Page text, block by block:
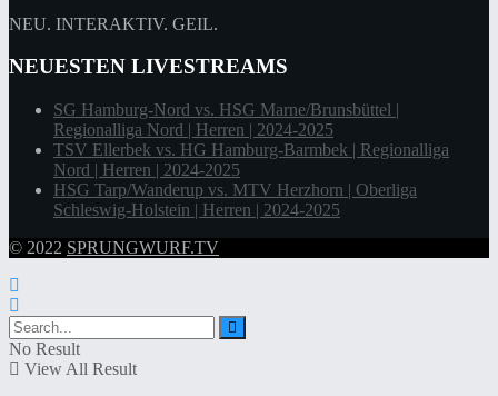
NEU. INTERAKTIV. GEIL.
NEUESTEN LIVESTREAMS
SG Hamburg-Nord vs. HSG Marne/Brunsbüttel |
Regionalliga Nord | Herren | 2024-2025
TSV Ellerbek vs. HG Hamburg-Barmbek | Regionalliga
Nord | Herren | 2024-2025
HSG Tarp/Wanderup vs. MTV Herzhorn | Oberliga
Schleswig-Holstein | Herren | 2024-2025
© 2022 SPRUNGWURF.TV
No Result
View All Result